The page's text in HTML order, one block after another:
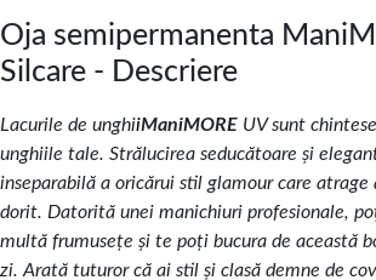
Oja semipermanenta
Silcare - Descriere
Lacurile de unghiiManiMORE UV sunt
unghiile tale. Strălucirea seducătoare și
inseparabilă a oricărui stil glamour care atrage
dorit. Datorită unei manichiuri profesionale,
multă frumusețe și te poți bucura de această
zi. Arată tuturor că ai stil și clasă demne de